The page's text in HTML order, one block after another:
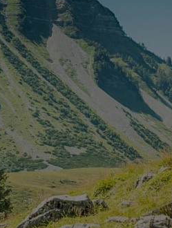
Brauchtum
Lifestyle
Hotel & Reise
Archiv
Februar
März
April
Mai
Juni